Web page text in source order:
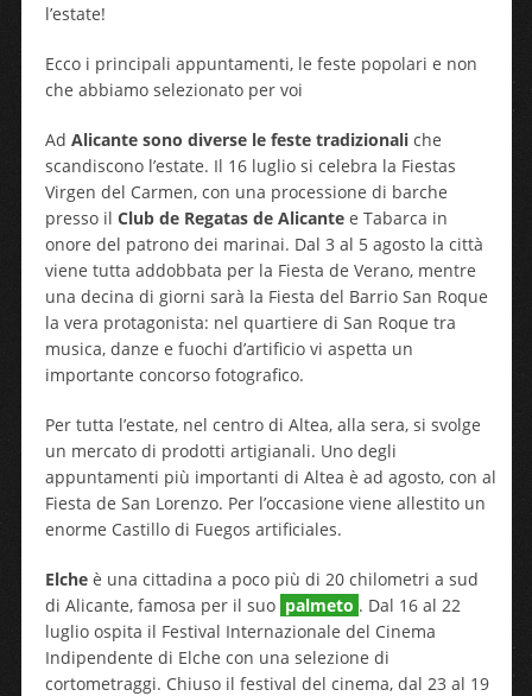
l’estate!
Ecco i principali appuntamenti, le feste popolari e non
che abbiamo selezionato per voi
Ad Alicante sono diverse le feste tradizionaliche
scandiscono l’estate. Il 16 luglio si celebra la Fiestas
Virgen del Carmen, con una processione di barche
presso il Club de Regatas de Alicantee Tabarca in
onore del patrono dei marinai. Dal 3 al 5 agosto la città
viene tutta addobbata per la Fiesta de Verano, mentre
una decina di giorni sarà la Fiesta del Barrio San Roque
la vera protagonista: nel quartiere di San Roque tra
musica, danze e fuochi d’artificio vi aspetta un
importante concorso fotografico.
Per tutta l’estate, nel centro di Altea, alla sera, si svolge
un mercato di prodotti artigianali. Uno degli
appuntamenti più importanti di Altea è ad agosto, con al
Fiesta de San Lorenzo. Per l’occasione viene allestito un
enorme Castillo di Fuegos artificiales.
Elcheè una cittadina a poco più di 20 chilometri a sud
di Alicante, famosa per il suo palmeto . Dal 16 al 22
luglio ospita il Festival Internazionale del Cinema
Indipendente di Elche con una selezione di
cortometraggi. Chiuso il festival del cinema, dal 23 al 19